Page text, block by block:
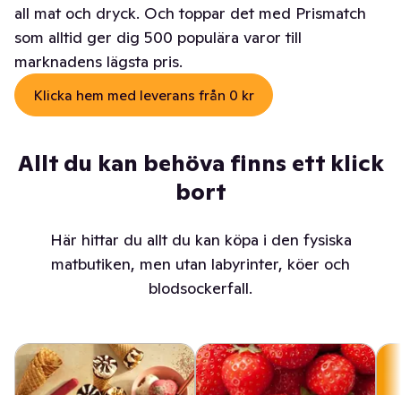
all mat och dryck. Och toppar det med Prismatch
som alltid ger dig 500 populära varor till
marknadens lägsta pris.
Klicka hem med leverans från 0 kr
Allt du kan behöva finns ett klick
bort
Här hittar du allt du kan köpa i den fysiska
matbutiken, men utan labyrinter, köer och
blodsockerfall.